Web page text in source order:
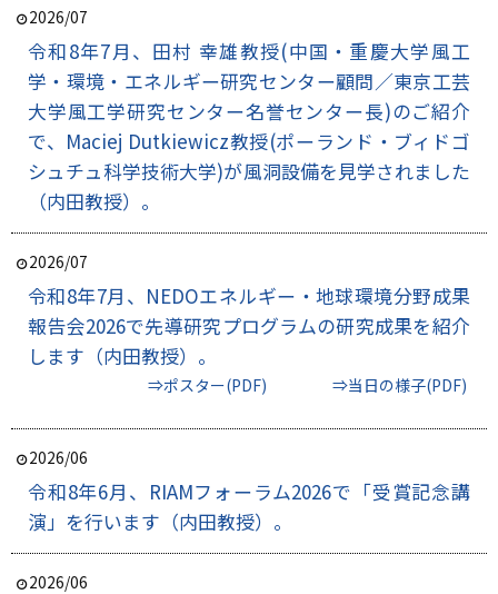
2026/07
令和8年7月、田村 幸雄教授(中国・重慶大学風工
学・環境・エネルギー研究センター顧問／東京工芸
大学風工学研究センター名誉センター長)のご紹介
で、Maciej Dutkiewicz教授(ポーランド・ブィドゴ
シュチュ科学技術大学)が風洞設備を見学されました
（内田教授）。
2026/07
令和8年7月、NEDOエネルギー・地球環境分野成果
報告会2026で先導研究プログラムの研究成果を紹介
します（内田教授）。
⇒ポスター(PDF) ⇒当日の様子(PDF)
2026/06
令和8年6月、RIAMフォーラム2026で「受賞記念講
演」を行います（内田教授）。
2026/06